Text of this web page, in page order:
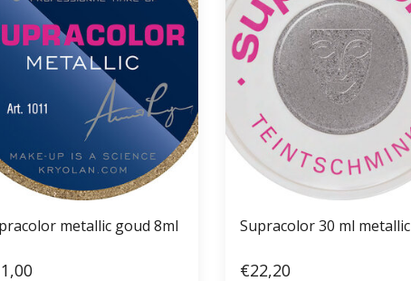
metallic goud 8ml Supracolor 30 ml metallic
€22,20